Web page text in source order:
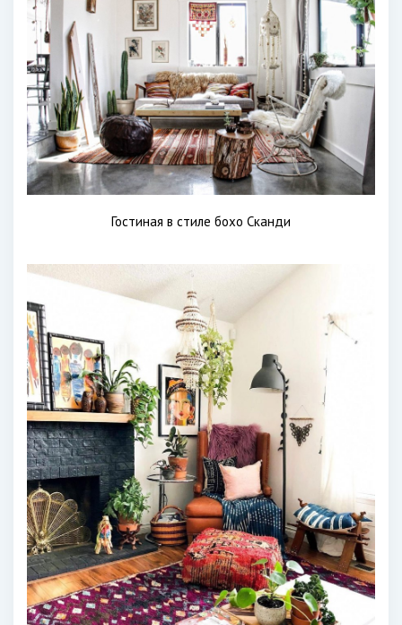
Гостиная в стиле бохо Сканди